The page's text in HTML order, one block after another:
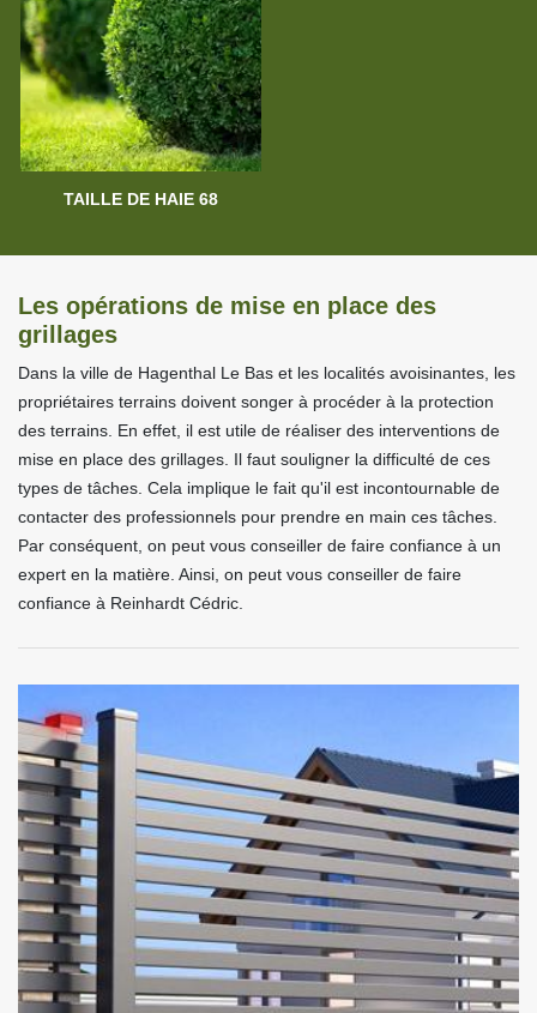
TAILLE DE HAIE 68
Les opérations de mise en place des
grillages
Dans la ville de Hagenthal Le Bas et les localités avoisinantes, les
propriétaires terrains doivent songer à procéder à la protection
des terrains. En effet, il est utile de réaliser des interventions de
mise en place des grillages. Il faut souligner la difficulté de ces
types de tâches. Cela implique le fait qu'il est incontournable de
contacter des professionnels pour prendre en main ces tâches.
Par conséquent, on peut vous conseiller de faire confiance à un
expert en la matière. Ainsi, on peut vous conseiller de faire
confiance à Reinhardt Cédric.